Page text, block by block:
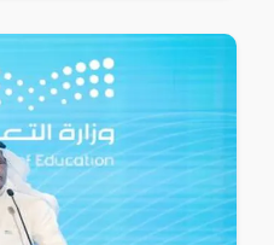
الأمر الذي